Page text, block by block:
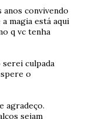
convivendo
magia está aqui
q vc tenha
serei culpada
o
agradeço.
sejam